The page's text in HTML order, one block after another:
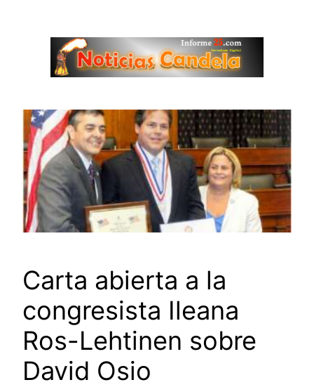
contenido
Carta abierta a la
congresista Ileana
Ros-Lehtinen sobre
David Osio